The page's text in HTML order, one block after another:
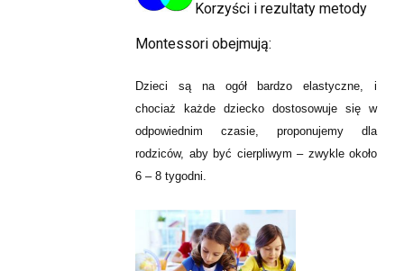
Korzyści i rezultaty metody
Montessori obejmują:
Dzieci są na ogół bardzo elastyczne, i
chociaż każde dziecko dostosowuje się w
odpowiednim czasie, proponujemy dla
rodziców, aby być cierpliwym – zwykle około
6 – 8 tygodni.